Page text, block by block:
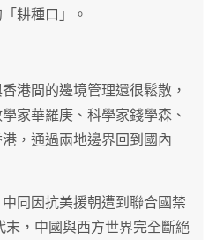
耕種口」。
港間的邊境管理還很鬆散，
家華羅庚、科學家錢學森、
，通過兩地邊界回到國內
同因抗美援朝遭到聯合國禁
，中國與西方世界完全斷絕